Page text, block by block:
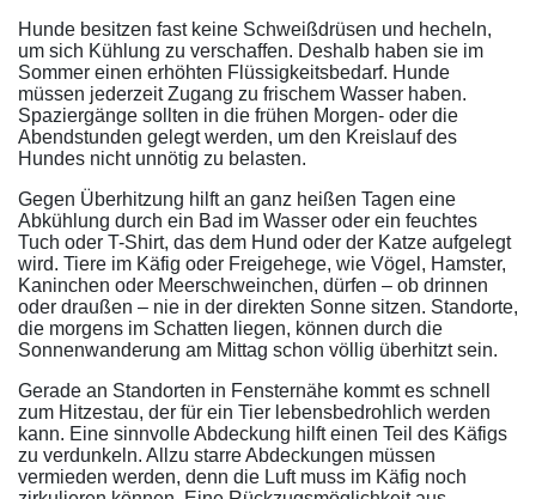
Hunde besitzen fast keine Schweißdrüsen und hecheln,
um sich Kühlung zu verschaffen. Deshalb haben sie im
Sommer einen erhöhten Flüssigkeitsbedarf. Hunde
müssen jederzeit Zugang zu frischem Wasser haben.
Spaziergänge sollten in die frühen Morgen- oder die
Abendstunden gelegt werden, um den Kreislauf des
Hundes nicht unnötig zu belasten.
Gegen Überhitzung hilft an ganz heißen Tagen eine
Abkühlung durch ein Bad im Wasser oder ein feuchtes
Tuch oder T-Shirt, das dem Hund oder der Katze aufgelegt
wird. Tiere im Käfig oder Freigehege, wie Vögel, Hamster,
Kaninchen oder Meerschweinchen, dürfen – ob drinnen
oder draußen – nie in der direkten Sonne sitzen. Standorte,
die morgens im Schatten liegen, können durch die
Sonnenwanderung am Mittag schon völlig überhitzt sein.
Gerade an Standorten in Fensternähe kommt es schnell
zum Hitzestau, der für ein Tier lebensbedrohlich werden
kann. Eine sinnvolle Abdeckung hilft einen Teil des Käfigs
zu verdunkeln. Allzu starre Abdeckungen müssen
vermieden werden, denn die Luft muss im Käfig noch